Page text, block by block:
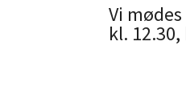
Vi
kl.